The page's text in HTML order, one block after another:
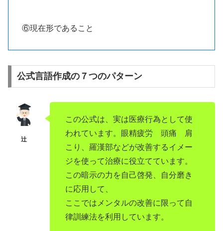
⑥現在形であること
公式言語作成の７つのパターン
この公式は、実は医療行為として使
われています。眼精疲労 頭痛 肩
こり、羅漢部などが改善するイメー
ジを使って治療に役立てています。
この暗示の力を自己啓発、自分磨き
に応用して、
ここではメンタルの改善に限って自
律訓練法を利用しています。